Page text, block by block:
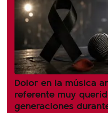
Dolor en la música
referente muy
generaciones